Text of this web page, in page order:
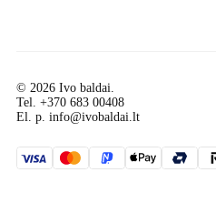
© 2026 Ivo baldai.
Tel. +370 683 00408
El. p. info@ivobaldai.lt